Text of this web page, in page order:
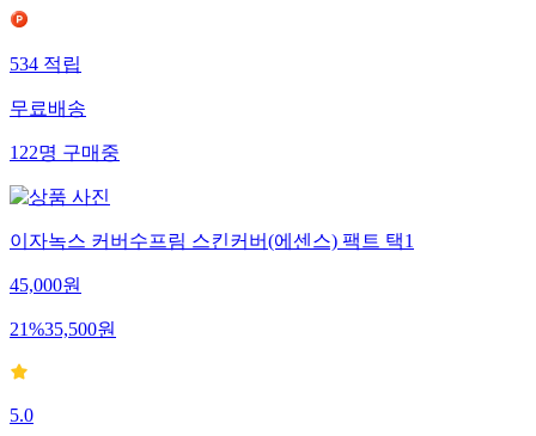
534적립
무료배송
122명구매중
이자녹스 커버수프림 스킨커버(에센스) 팩트 택1
45,000원
21%35,500원
5.0